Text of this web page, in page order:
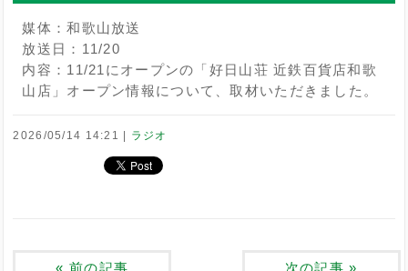
媒体：和歌山放送
放送日：11/20
内容：11/21にオープンの「好日山荘 近鉄百貨店和歌
山店」オープン情報について、取材いただきました。
2026/05/14 14:21 ラジオ
« 前の記事 次の記事 »